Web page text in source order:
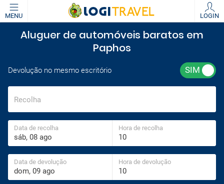
MENU LOGIN
Aluguer de automóveis baratos em
Paphos
Devolução no mesmo escritório
Recolha
Data de recolha Hora de recolha
Data de devolução Hora de devolução